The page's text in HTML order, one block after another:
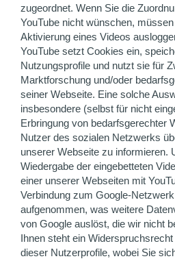
zugeordnet. Wenn Sie die
YouTube nicht wünschen,
Aktivierung eines Videos
YouTube setzt Cookies ein,
Nutzungsprofile und nutzt sie für
Marktforschung und/oder
seiner Webseite. Eine solche
insbesondere (selbst für nicht
Erbringung von bedarfsgerechter
Nutzer des sozialen Netzwerks
unserer Webseite zu informieren.
Wiedergabe der eingebetteten
einer unserer Webseiten mit
Verbindung zum Google-Netzwerk
aufgenommen, was weitere
von Google auslöst, die wir nicht
Ihnen steht ein
dieser Nutzerprofile, wobei Sie